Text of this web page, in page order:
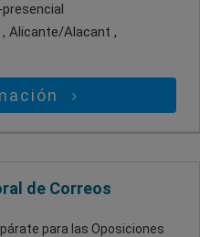
Alicante/Alacant ,
de Correos
para las Oposiciones